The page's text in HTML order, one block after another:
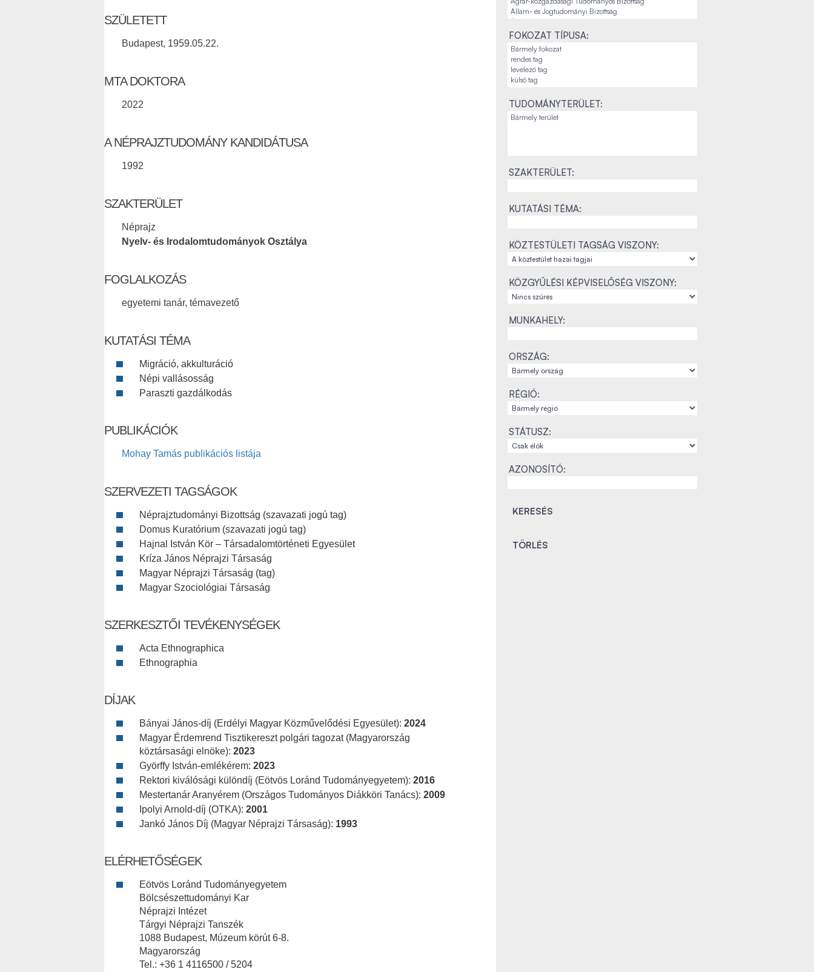
SZÜLETETT
Budapest, 1959.05.22.
MTA DOKTORA
2022
A NÉPRAJZTUDOMÁNY KANDIDÁTUSA
1992
SZAKTERÜLET
Néprajz
Nyelv- és Irodalomtudományok Osztálya
FOGLALKOZÁS
egyetemi tanár, témavezető
KUTATÁSI TÉMA
Migráció, akkulturáció
Népi vallásosság
Paraszti gazdálkodás
PUBLIKÁCIÓK
Mohay Tamás publikációs listája
SZERVEZETI TAGSÁGOK
Néprajztudományi Bizottság (szavazati jogú tag)
Domus Kuratórium (szavazati jogú tag)
Hajnal István Kör – Társadalomtörténeti Egyesület
Kríza János Néprajzi Társaság
Magyar Néprajzi Társaság (tag)
Magyar Szociológiai Társaság
SZERKESZTŐI TEVÉKENYSÉGEK
Acta Ethnographica
Ethnographia
DÍJAK
Bányai János-díj (Erdélyi Magyar Közművelődési Egyesület): 2024
Magyar Érdemrend Tisztikereszt polgári tagozat (Magyarország
köztársasági elnöke): 2023
Györffy István-emlékérem: 2023
Rektori kiválósági különdíj (Eötvös Loránd Tudományegyetem): 2016
Mestertanár Aranyérem (Országos Tudományos Diákköri Tanács): 2009
Ipolyi Arnold-díj (OTKA): 2001
Jankó János Díj (Magyar Néprajzi Társaság): 1993
ELÉRHETŐSÉGEK
Eötvös Loránd Tudományegyetem
Bölcsészettudományi Kar
Néprajzi Intézet
Tárgyi Néprajzi Tanszék
1088 Budapest, Múzeum körút 6-8.
Magyarország
Tel.: +36 1 4116500 / 5204
FOKOZAT TÍPUSA:
TUDOMÁNYTERÜLET:
SZAKTERÜLET:
KUTATÁSI TÉMA:
KÖZTESTÜLETI TAGSÁG VISZONY:
KÖZGYŰLÉSI KÉPVISELŐSÉG VISZONY:
MUNKAHELY:
ORSZÁG:
RÉGIÓ:
STÁTUSZ:
AZONOSÍTÓ: